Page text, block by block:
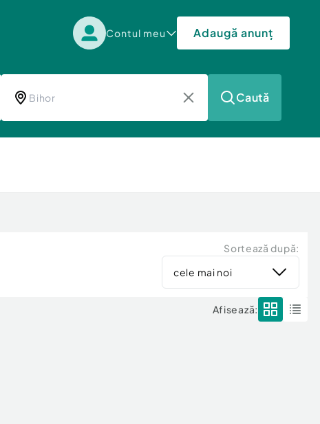
Contul meu Adaugă anunț
Caută
Sortează după:
cele mai noi
Afisează: